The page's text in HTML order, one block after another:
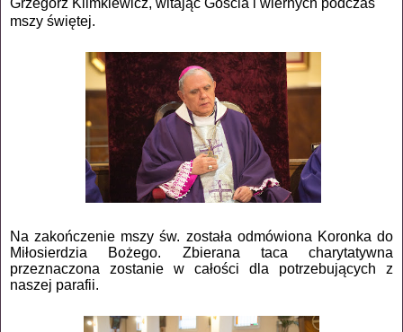
mszy świętej.
Na zakończenie mszy św. została odmówiona Koronka do
Miłosierdzia Bożego. Zbierana taca charytatywna
przeznaczona zostanie w całości dla potrzebujących z
naszej parafii.